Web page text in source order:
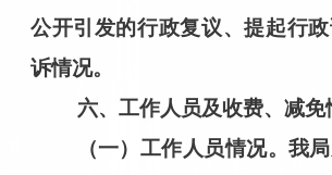
公开引发的行政复议、提起行
诉情况。
六、工作人员及收费、减免
（一）工作人员情况。我